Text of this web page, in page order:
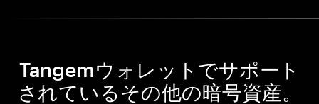
Tangemウォレットでサポート
されているその他の暗号資産。